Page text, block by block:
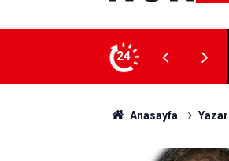
24
Anasayfa